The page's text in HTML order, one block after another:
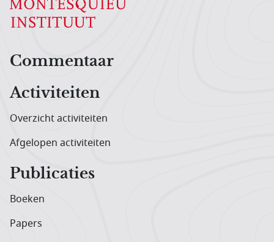
Hoofdnavigatiemenu
Commentaar
Activiteiten
Overzicht activiteiten
Afgelopen activiteiten
Publicaties
Boeken
Papers